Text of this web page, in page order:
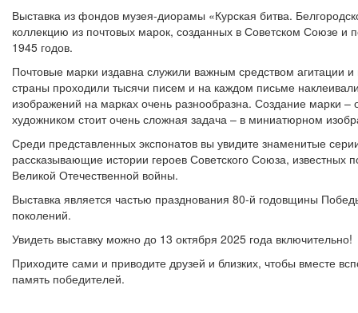
Выставка из фондов музея-диорамы «Курская битва.
коллекцию из почтовых марок, созданных в Советском Союзе
1945 годов.
Почтовые марки издавна служили важным средством агитации
страны проходили тысячи писем и на каждом письме
изображений на марках очень разнообразна. Создание марки
художником стоит очень сложная задача – в миниатюрном
Среди представленных экспонатов вы увидите знаменитые
рассказывающие истории героев Советского Союза, известных
Великой Отечественной войны.
Выставка является частью празднования 80-й годовщины
поколений.
Увидеть выставку можно до 13 октября 2025 года включительно!
Приходите сами и приводите друзей и близких, чтобы вместе
память победителей.